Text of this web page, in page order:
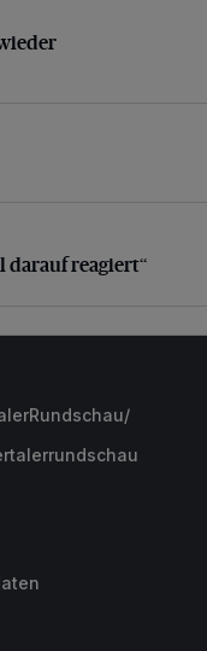
aufgestanden“
reagiert“
darauf reagiert“